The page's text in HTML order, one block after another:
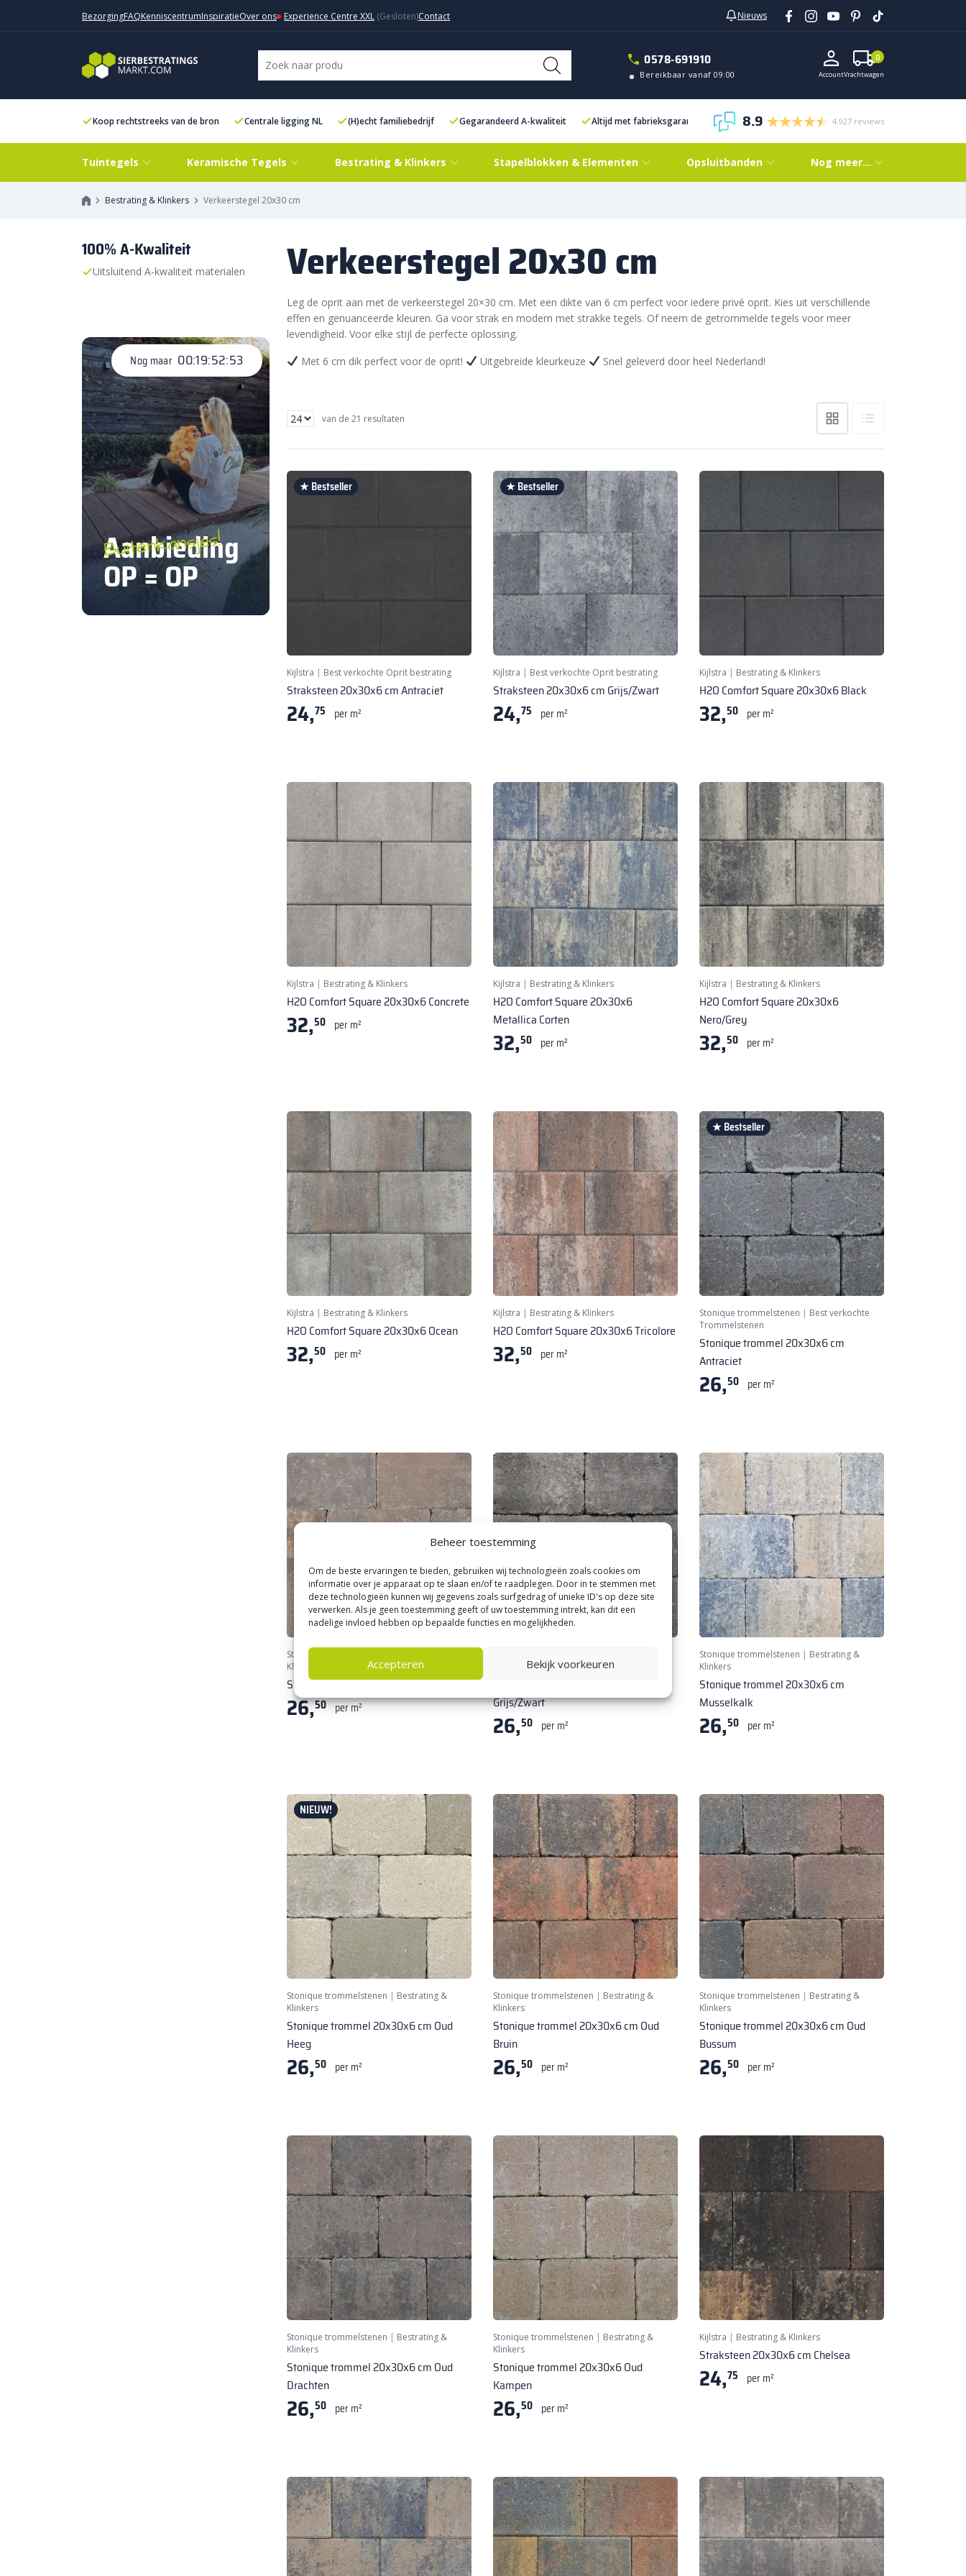
Beheer toestemming
Om de beste ervaringen te bieden, gebruiken wij technologieën zoals cookies om
informatie over je apparaat op te slaan en/of te raadplegen. Door in te stemmen met
deze technologieën kunnen wij gegevens zoals surfgedrag of unieke ID's op deze site
verwerken. Als je geen toestemming geeft of uw toestemming intrekt, kan dit een
nadelige invloed hebben op bepaalde functies en mogelijkheden.
Accepteren Bekijk voorkeuren
BezorgingFAQKenniscentrumInspiratieOver ons Experience Centre XXL Contact Nieuws
0578-691910
Bereikbaar vanaf 09:00 AccountVrachtwagen
0
Koop rechtstreeks van de bron Centrale ligging NL (H)echt familiebedrijf Gegarandeerd A-kwaliteit Altijd met fabrieksgarantie 8.9 4.927 reviews
Tuintegels Keramische Tegels Bestrating & Klinkers Stapelblokken & Elementen Opsluitbanden Nog meer…
Bestrating & Klinkers Verkeerstegel 20x30 cm
100% A-Kwaliteit
Uitsluitend A-kwaliteit materialen
Nog maar 00:19:52:52
Buitenkansjes!
Aanbieding
OP = OP
Verkeerstegel 20x30 cm
Leg de oprit aan met de verkeerstegel 20×30 cm. Met een dikte van 6 cm perfect voor iedere privé oprit. Kies uit verschillende
effen en genuanceerde kleuren. Ga voor strak en modern met strakke tegels. Of neem de getrommelde tegels voor meer
levendigheid. Voor elke stijl de perfecte oplossing.
Met 6 cm dik perfect voor de oprit!
Uitgebreide kleurkeuze Snel geleverd door heel Nederland!
van de 21 resultaten
★ Bestseller
Kijlstra | Best verkochte Oprit bestrating
Straksteen 20x30x6 cm Antraciet
24,75 per m²
★ Bestseller
Kijlstra | Best verkochte Oprit bestrating
Straksteen 20x30x6 cm Grijs/Zwart
24,75 per m²
Kijlstra | Bestrating & Klinkers
H2O Comfort Square 20x30x6 Black
32,50 per m²
Kijlstra | Bestrating & Klinkers
H2O Comfort Square 20x30x6 Concrete
32,50 per m²
Kijlstra | Bestrating & Klinkers
H2O Comfort Square 20x30x6
Metallica Corten
32,50 per m²
Kijlstra | Bestrating & Klinkers
H2O Comfort Square 20x30x6
Nero/Grey
32,50 per m²
Kijlstra | Bestrating & Klinkers
H2O Comfort Square 20x30x6 Ocean
32,50 per m²
Kijlstra | Bestrating & Klinkers
H2O Comfort Square 20x30x6 Tricolore
32,50 per m²
★ Bestseller
Stonique trommelstenen | Best verkochte
Trommelstenen
Stonique trommel 20x30x6 cm
Antraciet
26,50 per m²
Stonique trommelstenen
Klinkers
Stonique trommel 20x30x6 cm Chelsea
26,50 per m²
Trommelstenen
Grijs/Zwart
26,50 per m²
Stonique trommelstenen | Bestrating &
Klinkers
Stonique trommel 20x30x6 cm
Musselkalk
26,50 per m²
NIEUW!
Stonique trommelstenen | Bestrating &
Klinkers
Stonique trommel 20x30x6 cm Oud
Heeg
26,50 per m²
Stonique trommelstenen | Bestrating &
Klinkers
Stonique trommel 20x30x6 cm Oud
Bruin
26,50 per m²
Stonique trommelstenen | Bestrating &
Klinkers
Stonique trommel 20x30x6 cm Oud
Bussum
26,50 per m²
Stonique trommelstenen | Bestrating &
Klinkers
Stonique trommel 20x30x6 cm Oud
Drachten
26,50 per m²
Stonique trommelstenen | Bestrating &
Klinkers
Stonique trommel 20x30x6 Oud
Kampen
26,50 per m²
Kijlstra | Bestrating & Klinkers
Straksteen 20x30x6 cm Chelsea
24,75 per m²